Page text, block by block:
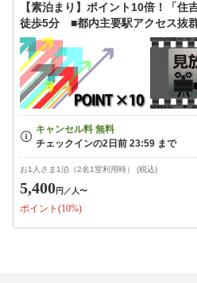
【素泊まり】ポイント10倍！「住
徒歩5分 ■都内主要駅アクセス抜群
お1人さま1泊（2名1室利用時） (税込)
5,400円 ／人〜
ポイント(10%)